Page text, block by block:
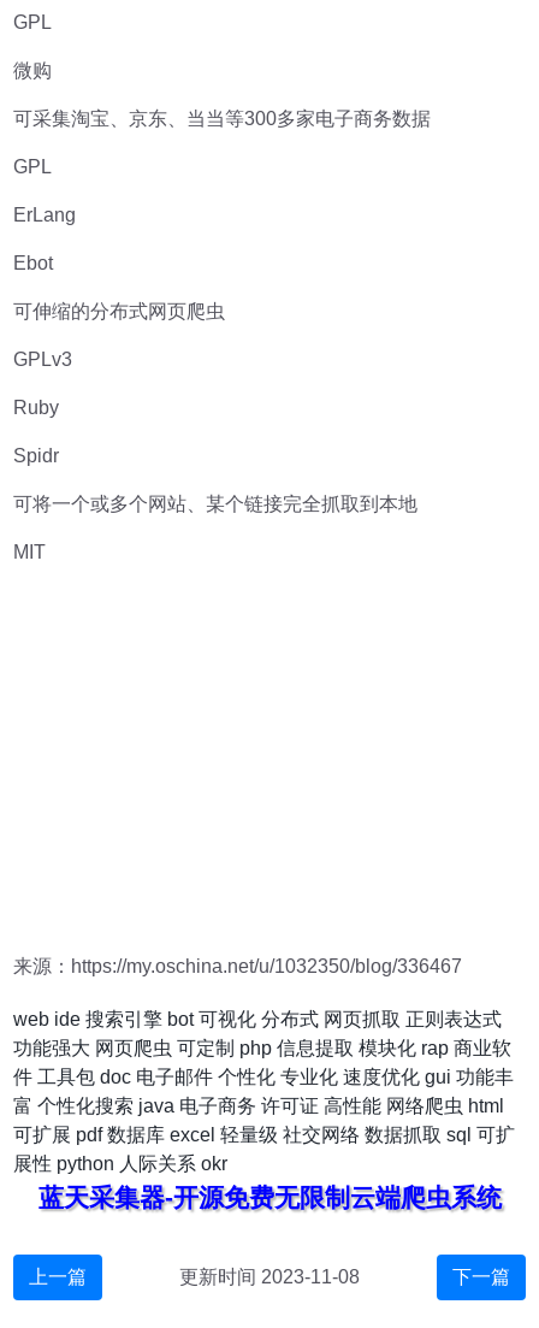
GPL
微购
可采集淘宝、京东、当当等300多家电子商务数据
GPL
ErLang
Ebot
可伸缩的分布式网页爬虫
GPLv3
Ruby
Spidr
可将一个或多个网站、某个链接完全抓取到本地
MIT
来源：https://my.oschina.net/u/1032350/blog/336467
web ide 搜索引擎 bot 可视化 分布式 网页抓取 正则表达式
功能强大 网页爬虫 可定制 php 信息提取 模块化 rap 商业软
件 工具包 doc 电子邮件 个性化 专业化 速度优化 gui 功能丰
富 个性化搜索 java 电子商务 许可证 高性能 网络爬虫 html
可扩展 pdf 数据库 excel 轻量级 社交网络 数据抓取 sql 可扩
展性 python 人际关系 okr
蓝天采集器-开源免费无限制云端爬虫系统
上一篇 更新时间 2023-11-08 下一篇